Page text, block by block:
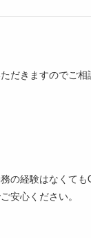
だきますのでご相
の経験はなくても
安心ください。